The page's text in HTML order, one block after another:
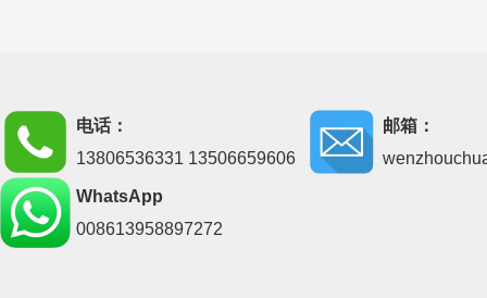
电话：
13806536331 13506659606
邮箱：
WhatsApp
008613958897272